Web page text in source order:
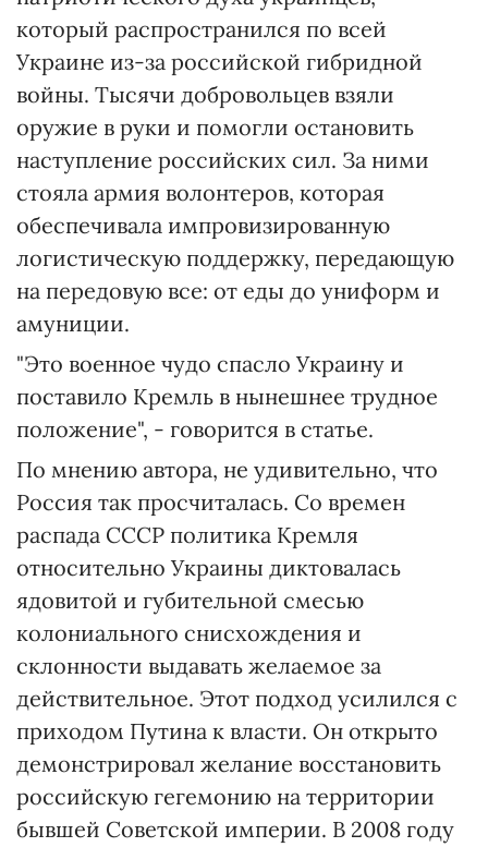
который распространился по всей
Украине из-за российской гибридной
войны. Тысячи добровольцев взяли
оружие в руки и помогли остановить
наступление российских сил. За ними
стояла армия волонтеров, которая
обеспечивала импровизированную
логистическую поддержку, передающую
на передовую все: от еды до униформ и
амуниции.
"Это военное чудо спасло Украину и
поставило Кремль в нынешнее трудное
положение", - говорится в статье.
По мнению автора, не удивительно, что
Россия так просчиталась. Со времен
распада СССР политика Кремля
относительно Украины диктовалась
ядовитой и губительной смесью
колониального снисхождения и
склонности выдавать желаемое за
действительное. Этот подход усилился с
приходом Путина к власти. Он открыто
демонстрировал желание восстановить
российскую гегемонию на территории
бывшей Советской империи. В 2008 году